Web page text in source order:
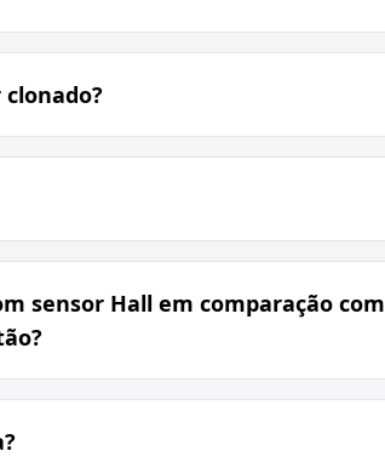
sensor Hall em comparação com